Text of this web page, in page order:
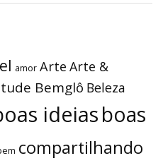
amor Arte Arte &
Bemglô Beleza
ideiasboas
compartilhando